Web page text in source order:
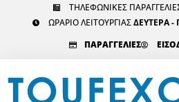
ΤΗΛΕΦΩΝΙΚΕΣ
ΩΡΑΡΙΟ ΛΕΙΤΟΥΡΓΙΑΣΔΕΥΤΕΡΑ -
ΠΑΡΑΓΓΕΛΙΕΣ